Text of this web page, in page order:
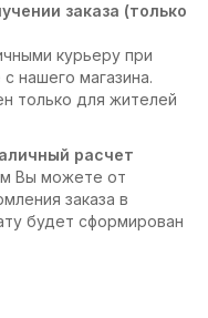
заказа (только
курьеру при
нашего магазина.
только для жителей
расчет
Вы можете от
заказа в
будет сформирован